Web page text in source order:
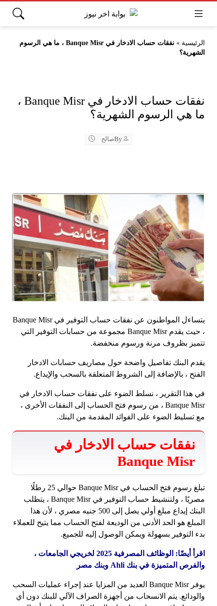
الرئيسية »
نفقات حساب الادخار في Banque Misr ، ما هي الرسوم
الشهرية؟
نفقات حساب الادخار في Banque Misr ،
ما هي الرسوم الشهرية؟
Byصالح
يتساءل المواطنون عن نفقات حساب التوفير في Banque Misr
، حيث يقدم Banque Misr مجموعة من حسابات التوفير التي
تتميز بظروف مرنة ورسوم منخفضة.
يقدم البنك تفاصيل واضحة حول مصاريف حسابات الادخار
الفتح ، بالإضافة إلى الشروط المتعلقة بالسحب والإيداع.
في هذا التقرير ، نسلط الضوء على نفقات حساب الادخار في
Banque Misr ، من رسوم فتح الحساب إلى النفقات الأخرى ،
مع تسليط الضوء على الفوائد المقدمة من البنك.
نفقات حساب الادخار في
Banque Misr
تبلغ رسوم فتح الحساب في Banque Misr حوالي 25 رطلًا
مصريًا ، ولتنشيط حساب التوفير في Banque Misr ، يتطلب
البنك إيداع مبلغ أولي يصل إلى 500 جنيه مصري ، لأن هذا
المبلغ هو الحد الأدنى من الوديعة لفتح الحساب مما يتيح للعملاء
بدء التوفير بسهولة ويمكن الوصول إليه للجميع.
اقرأ أيضًا: الوظائف المصرفية 2025 لخريجي الجامعات ،
والفرص المتميزة في بنك Ahli وبنك مصر
يوفر Banque Misr العديد من المزايا عند إجراء عمليات السحب
والودائع. يتم الانسحاب من أجهزة الصراف الآلي للبنك دون أي